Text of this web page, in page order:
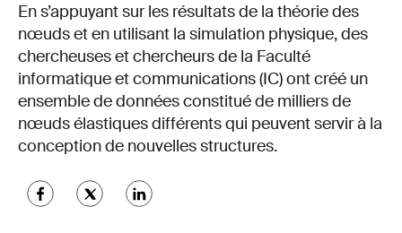
En s’appuyant sur les résultats de la théorie des
nœuds et en utilisant la simulation physique, des
chercheuses et chercheurs de la Faculté
informatique et communications (IC) ont créé un
ensemble de données constitué de milliers de
nœuds élastiques différents qui peuvent servir à la
conception de nouvelles structures.